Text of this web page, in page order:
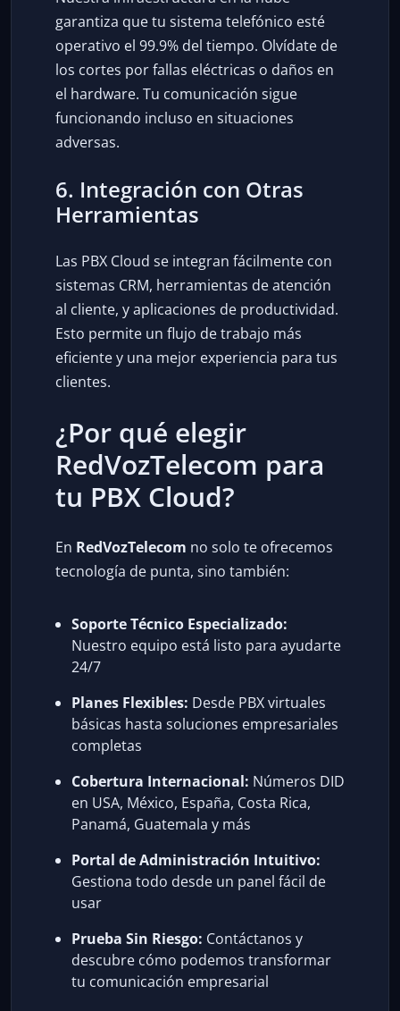
garantiza que tu sistema telefónico esté
operativo el 99.9% del tiempo. Olvídate de
los cortes por fallas eléctricas o daños en
el hardware. Tu comunicación sigue
funcionando incluso en situaciones
adversas.
6. Integración con Otras
Herramientas
Las PBX Cloud se integran fácilmente con
sistemas CRM, herramientas de atención
al cliente, y aplicaciones de productividad.
Esto permite un flujo de trabajo más
eficiente y una mejor experiencia para tus
clientes.
¿Por qué elegir
RedVozTelecom para
tu PBX Cloud?
En RedVozTelecom no solo te ofrecemos
tecnología de punta, sino también:
Soporte Técnico Especializado:
Nuestro equipo está listo para ayudarte
24/7
Planes Flexibles: Desde PBX virtuales
básicas hasta soluciones empresariales
completas
Cobertura Internacional: Números DID
en USA, México, España, Costa Rica,
Panamá, Guatemala y más
Portal de Administración Intuitivo:
Gestiona todo desde un panel fácil de
usar
Prueba Sin Riesgo: Contáctanos y
descubre cómo podemos transformar
tu comunicación empresarial